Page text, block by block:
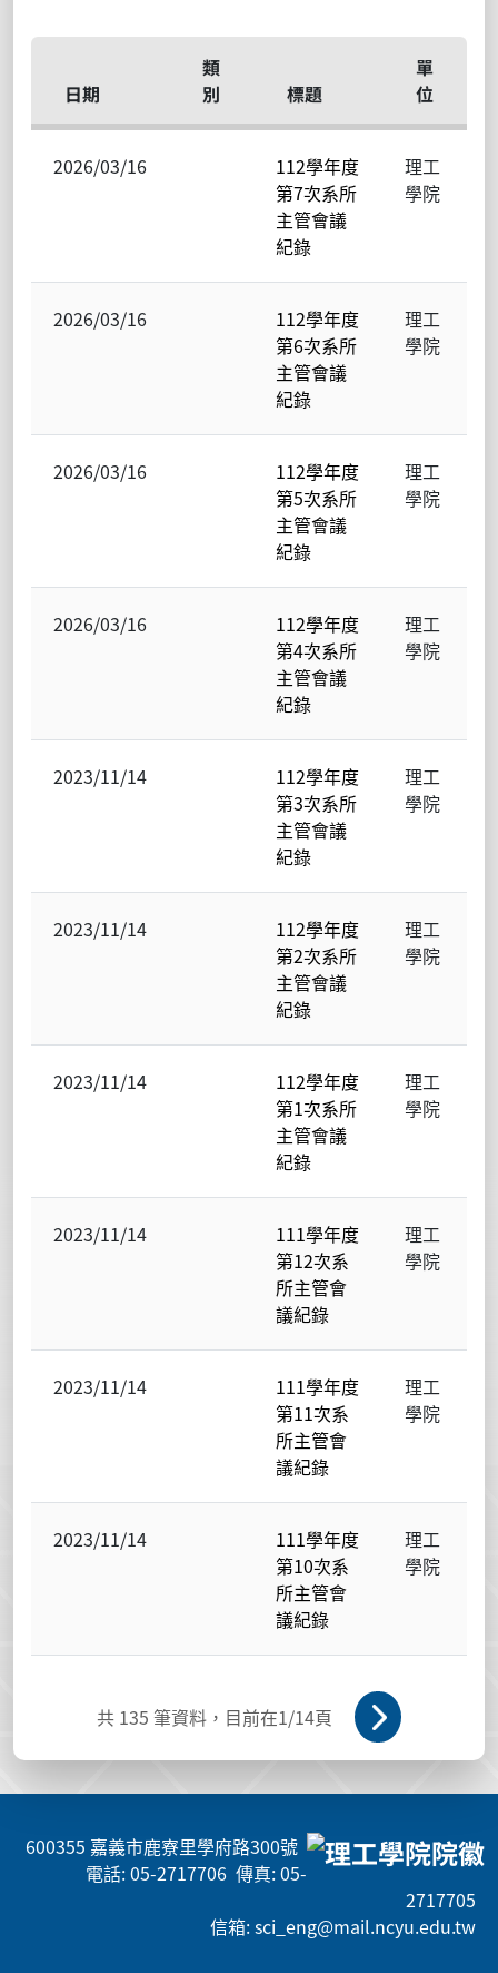
日期
類
別
標題
單
位
2026/03/16
112學年度
第7次系所
主管會議
紀錄
理工
學院
2026/03/16
112學年度
第6次系所
主管會議
紀錄
理工
學院
2026/03/16
112學年度
第5次系所
主管會議
紀錄
理工
學院
2026/03/16
112學年度
第4次系所
主管會議
紀錄
理工
學院
2023/11/14
112學年度
第3次系所
主管會議
紀錄
理工
學院
2023/11/14
112學年度
第2次系所
主管會議
紀錄
理工
學院
2023/11/14
112學年度
第1次系所
主管會議
紀錄
理工
學院
2023/11/14
111學年度
第12次系
所主管會
議紀錄
理工
學院
2023/11/14
111學年度
第11次系
所主管會
議紀錄
理工
學院
2023/11/14
111學年度
第10次系
所主管會
議紀錄
理工
學院
共 135 筆資料，目前在1/14頁
600355 嘉義市鹿寮里學府路300號
電話: 05-2717706 傳真: 05-
2717705
信箱: sci_eng@mail.ncyu.edu.tw